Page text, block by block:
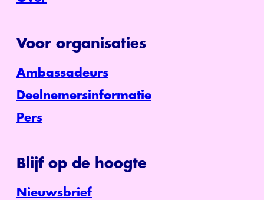
Voor organisaties
Ambassadeurs
Deelnemersinformatie
Pers
Blijf op de hoogte
Nieuwsbrief